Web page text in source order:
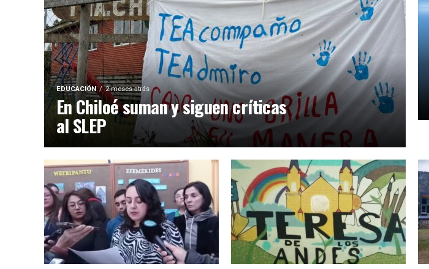
EDUCACIÓN 2 meses atrás
En Chiloé suman y siguen críticas
al SLEP